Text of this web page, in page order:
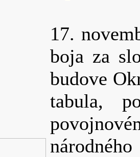
17.
boja za
budove
tabula,